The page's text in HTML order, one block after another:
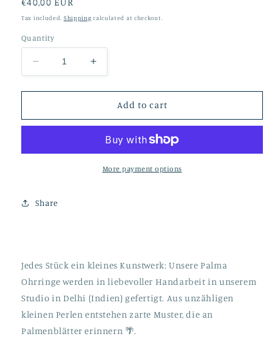
price
Tax included. Shipping calculated at checkout.
Quantity
Decrease
quantity
for
Silber
Increase
quantity
for
Palma
Silber
Add to cart
More payment options
Share
Jedes Stück ein kleines Kunstwerk: Unsere Palma
Ohrringe werden in liebevoller Handarbeit in unserem
Studio in Delhi (Indien) gefertigt. Aus unzähligen
kleinen Perlen entstehen zarte Muster, die an
Palmenblätter erinnern 🌴.